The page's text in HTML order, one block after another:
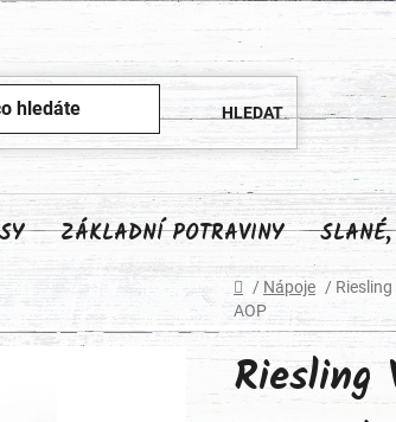
ZÁKLADNÍ POTRAVINY
Domů
/ Nápoje /
AOP
Riesling